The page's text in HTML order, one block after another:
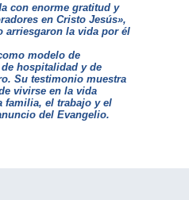
con enorme gratitud y
en Cristo Jesús»,
arriesgaron la vida por él
modelo de
hospitalidad y de
Su testimonio muestra
vivirse en la vida
familia, el trabajo y el
del Evangelio.